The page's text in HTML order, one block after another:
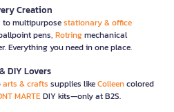
Creation
to multipurposestationary & office
pens, Rotringmechanical
Everything you need in one place.
DIY Lovers
arts & crafts supplies likeColleencolored
MARTEDIY kits—only at B2S.